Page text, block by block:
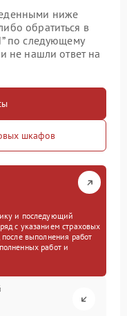
ниже
обратиться в
по следующему
не нашли ответ на
шкафов
и последующий
с указанием страховых
выполнения работ
работ и